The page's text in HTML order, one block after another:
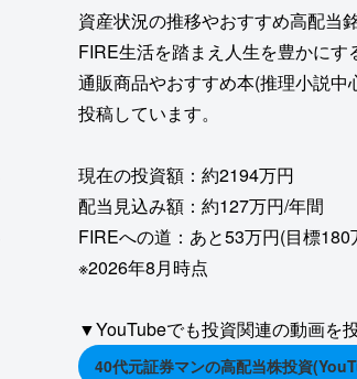
資産状況の推移やおすすめ高配当
FIRE生活を踏まえ人生を豊かにす
通販商品やおすすめ本(推理小説中
投稿しています。
現在の投資額：約2194万円
配当見込み額：約127万円/年間
FIREへの道：あと53万円(目標180
※2026年8月時点
▼YouTubeでも投資関連の動画を
40代元証券マンの高配当株投資